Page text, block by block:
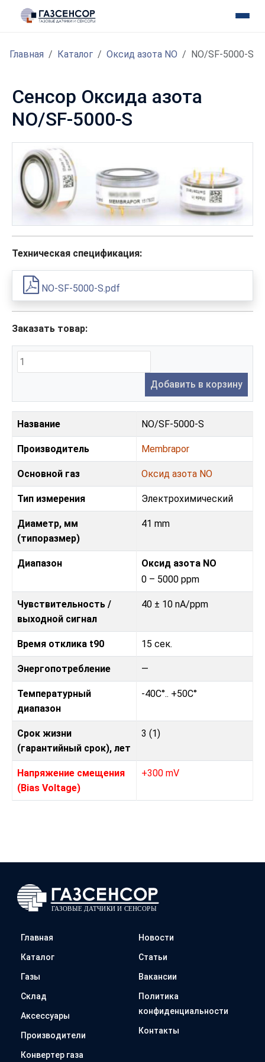
Главная Каталог Оксид азота NO NO/SF-5000-S
Сенсор Оксида азота
NO/SF-5000-S
Техническая спецификация:
NO-SF-5000-S.pdf
Заказать товар:
Добавить в корзину
Название NO/SF-5000-S
Производитель Membrapor
Основной газ Оксид азота NO
Тип измерения Электрохимический
Диаметр, мм
(типоразмер)
41 mm
Диапазон
Оксид азота NO
0 – 5000 ppm
Чувствительность /
выходной сигнал
40 ± 10 nA/ppm
Время отклика t90 15 сек.
Энергопотребление —
Температурный
диапазон
-40C°.. +50C°
Срок жизни
(гарантийный срок), лет
3 (1)
Напряжение смещения
(Bias Voltage)
+300 mV
Главная
Каталог
Газы
Склад
Аксессуары
Производители
Конвертер газа
Новости
Статьи
Вакансии
Политика
конфиденциальности
Контакты